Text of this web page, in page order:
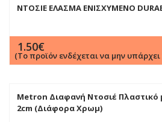
ΝΤΟΣΙΕ ΕΛΑΣΜΑ ΕΝΙΣΧΥΜΕΝΟ
1.50€
(Το προϊόν ενδέχεται να μην
Metron Διαφανή Ντοσιέ Πλαστικό
2cm (Διάφορα Χρωμ)